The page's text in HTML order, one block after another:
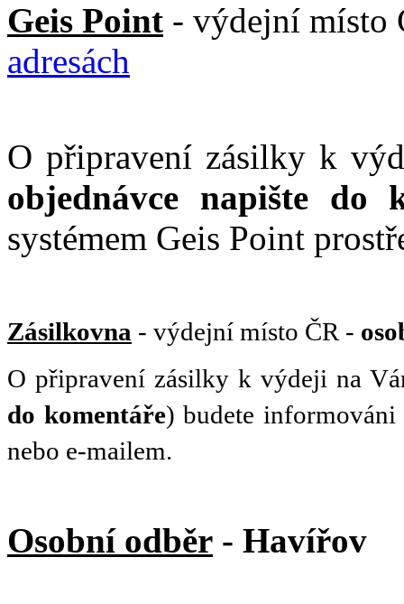
Geis Point - výdejní místo
adresách
O připravení zásilky k
objednávce napište do
systémem Geis Point
Zásilkovna - výdejní místo ČR -
O připravení zásilky k výdeji na
do komentáře) budete informováni
nebo e-mailem.
Osobní odběr - Havířov